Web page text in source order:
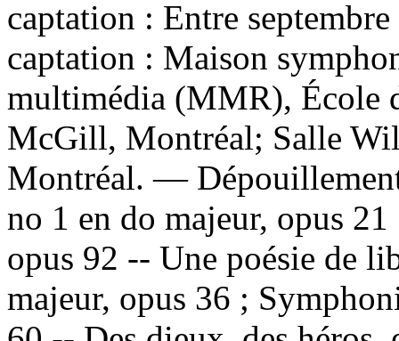
captation : Entre
captation : Maison
multimédia (MMR), École
McGill, Montréal; Salle
Montréal. —
no 1 en do majeur, opus
opus 92 -- Une poésie de
majeur, opus 36 ;